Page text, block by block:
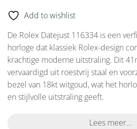
Add to wishlist
De Rolex Datejust 116334 is een
horloge dat klassiek Rolex-design
krachtige moderne uitstraling. Dit
vervaardigd uit roestvrij staal en
bezel van 18kt witgoud, wat het
en stijlvolle uitstraling geeft.
Lees meer...